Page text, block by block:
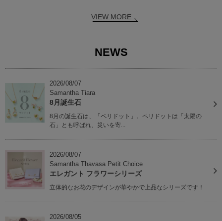
VIEW MORE
NEWS
2026/08/07
Samantha Tiara
8月誕生石
8月の誕生石は、「ペリドット」。ペリドットは「太陽の
石」とも呼ばれ、災いを寄...
2026/08/07
Samantha Thavasa Petit Choice
エレガント フラワーシリーズ
立体的なお花のデザインが華やかで上品なシリーズです！
2026/08/05